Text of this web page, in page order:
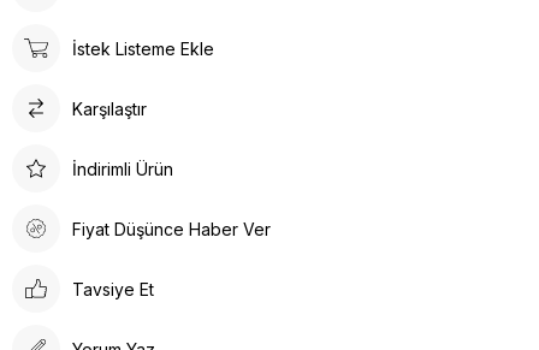
İstek Listeme Ekle
Karşılaştır
İndirimli Ürün
Fiyat Düşünce Haber Ver
Tavsiye Et